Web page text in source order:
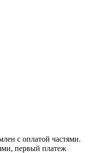
с оплатой частями.
первый платеж